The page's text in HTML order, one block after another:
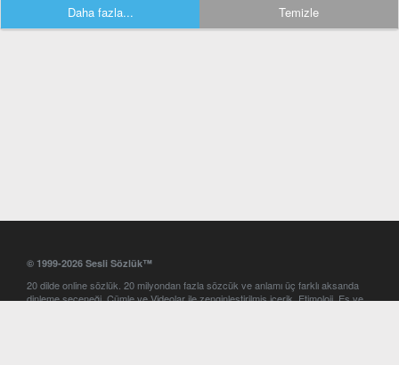
Daha fazla... Temizle
© 1999-2026 Sesli Sözlük™
20 dilde online sözlük. 20 milyondan fazla sözcük ve anlamı üç farklı aksanda
dinleme seçeneği. Cümle ve Videolar ile zenginleştirilmiş içerik. Etimoloji, Eş ve